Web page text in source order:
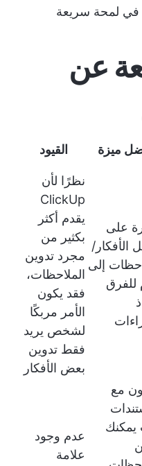
في لمحة سريعة
عن
ميزة القيود
على
الأفكار/
إلى
للفرق
نظرًا لأن
ClickUp
يقدم أكثر
بكثير من
مجرد تدوين
الملاحظات،
فقد يكون
الأمر مربكًا
لشخص يريد
فقط تدوين
بعض الأفكار
مع
عدم وجود
علامة